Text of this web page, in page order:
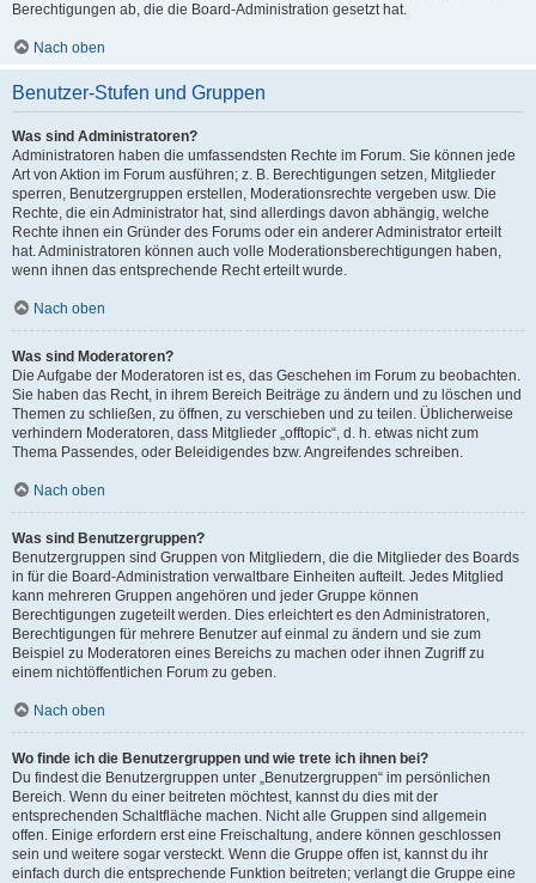
Berechtigungen ab, die die Board-Administration gesetzt hat.
Nach oben
Benutzer-Stufen und Gruppen
Was sind Administratoren?
Administratoren haben die umfassendsten Rechte im Forum. Sie können jede
Art von Aktion im Forum ausführen; z. B. Berechtigungen setzen, Mitglieder
sperren, Benutzergruppen erstellen, Moderationsrechte vergeben usw. Die
Rechte, die ein Administrator hat, sind allerdings davon abhängig, welche
Rechte ihnen ein Gründer des Forums oder ein anderer Administrator erteilt
hat. Administratoren können auch volle Moderationsberechtigungen haben,
wenn ihnen das entsprechende Recht erteilt wurde.
Nach oben
Was sind Moderatoren?
Die Aufgabe der Moderatoren ist es, das Geschehen im Forum zu beobachten.
Sie haben das Recht, in ihrem Bereich Beiträge zu ändern und zu löschen und
Themen zu schließen, zu öffnen, zu verschieben und zu teilen. Üblicherweise
verhindern Moderatoren, dass Mitglieder „offtopic“, d. h. etwas nicht zum
Thema Passendes, oder Beleidigendes bzw. Angreifendes schreiben.
Nach oben
Was sind Benutzergruppen?
Benutzergruppen sind Gruppen von Mitgliedern, die die Mitglieder des Boards
in für die Board-Administration verwaltbare Einheiten aufteilt. Jedes Mitglied
kann mehreren Gruppen angehören und jeder Gruppe können
Berechtigungen zugeteilt werden. Dies erleichtert es den Administratoren,
Berechtigungen für mehrere Benutzer auf einmal zu ändern und sie zum
Beispiel zu Moderatoren eines Bereichs zu machen oder ihnen Zugriff zu
einem nichtöffentlichen Forum zu geben.
Nach oben
Wo finde ich die Benutzergruppen und wie trete ich ihnen bei?
Du findest die Benutzergruppen unter „Benutzergruppen“ im persönlichen
Bereich. Wenn du einer beitreten möchtest, kannst du dies mit der
entsprechenden Schaltfläche machen. Nicht alle Gruppen sind allgemein
offen. Einige erfordern erst eine Freischaltung, andere können geschlossen
sein und weitere sogar versteckt. Wenn die Gruppe offen ist, kannst du ihr
einfach durch die entsprechende Funktion beitreten; verlangt die Gruppe eine